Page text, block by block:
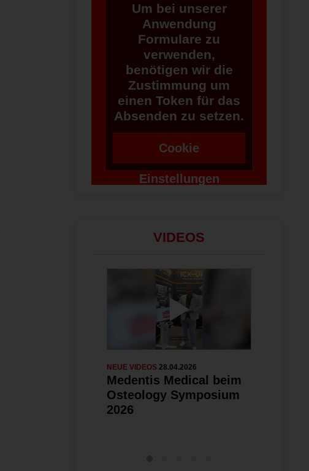
Um bei unserer
Anwendung
Formulare zu
verwenden,
benötigen wir die
Zustimmung um
einen Token für das
Absenden zu setzen.
Cookie
Einstellungen
VIDEOS
NEUE VIDEOS 28.04.2026
Medentis Medical beim
Osteology Symposium
2026